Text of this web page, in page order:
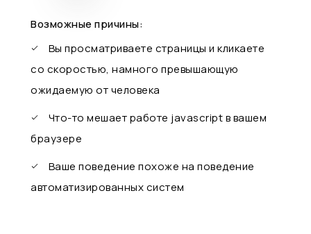
Возможные причины:
Вы просматриваете страницы и кликаете
со скоростью, намного превышающую
ожидаемую от человека
Что-то мешает работе javascript в вашем
браузере
Ваше поведение похоже на поведение
автоматизированных систем